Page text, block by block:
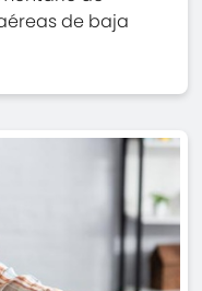
de baja